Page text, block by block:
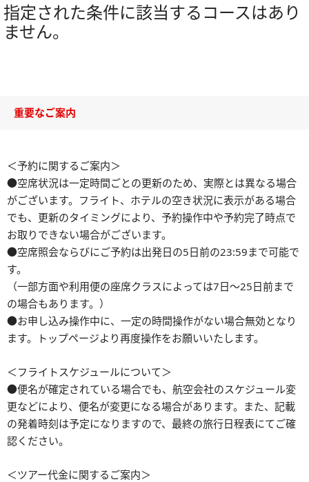
指定された条件に該当するコースはあり
ません。
重要なご案内
＜予約に関するご案内＞
●空席状況は一定時間ごとの更新のため、実際とは異なる場合
がございます。フライト、ホテルの空き状況に表示がある場合
でも、更新のタイミングにより、予約操作中や予約完了時点で
お取りできない場合がございます。
●空席照会ならびにご予約は出発日の5日前の23:59まで可能で
す。
（一部方面や利用便の座席クラスによっては7日～25日前まで
の場合もあります。）
●お申し込み操作中に、一定の時間操作がない場合無効となり
ます。トップページより再度操作をお願いいたします。
＜フライトスケジュールについて＞
●便名が確定されている場合でも、航空会社のスケジュール変
更などにより、便名が変更になる場合があります。また、記載
の発着時刻は予定になりますので、最終の旅行日程表にてご確
認ください。
＜ツアー代金に関するご案内＞